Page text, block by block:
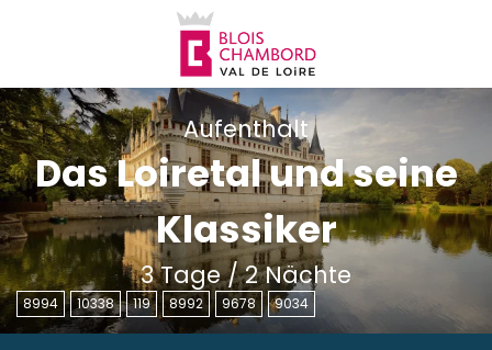
principal
Aufenthalt
Das Loiretal und seine
Klassiker
3 Tage / 2 Nächte
8994 10338 119 8992 9678 9034